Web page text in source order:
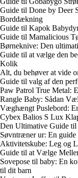
Guide til Done by Deer
Borddækning
Guide til Kapok
Guide til Mamalicious
Børneknive: Den
Guide til at vælge den
Kolik
Alt, du behøver at vide
Guide til valg af den
Paw Patrol True Metal:
Rangle Baby: Sådan
Væghængt Puslebord:
Cybex Balios S Lux
Den Ultimative Guide til
Søvntræner ur: En
Aktivitetskube: Leg og
Guide til at Vælge
Sovepose til baby: En
til dit barn